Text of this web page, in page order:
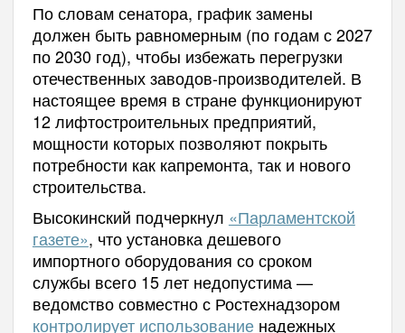
По словам сенатора, график замены
должен быть равномерным (по годам с 2027
по 2030 год), чтобы избежать перегрузки
отечественных заводов-производителей. В
настоящее время в стране функционируют
12 лифтостроительных предприятий,
мощности которых позволяют покрыть
потребности как капремонта, так и нового
строительства.
Высокинский подчеркнул «Парламентской
газете», что установка дешевого
импортного оборудования со сроком
службы всего 15 лет недопустима —
ведомство совместно с Ростехнадзором
контролирует использованиенадежных